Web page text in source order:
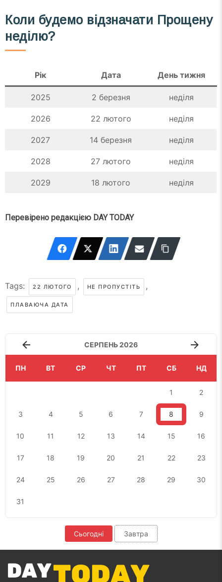
Коли будемо відзначати Прощену
неділю?
Рік Дата День тижня
2025 2 березня неділя
2026 22 лютого неділя
2027 14 березня неділя
2028 27 лютого неділя
2029 18 лютого неділя
Перевірено редакцією DAY TODAY
Tags: 22 ЛЮТОГО , НЕ ПРОПУСТІТЬ ,
ПЛАВАЮЧА ДАТА
СЕРПЕНЬ 2026
ПН ВТ СР ЧТ ПТ СБ НД
1 2
3 4 5 6 7 8 9
10 11 12 13 14 15 16
17 18 19 20 21 22 23
24 25 26 27 28 29 30
31
Сьогодні Завтра